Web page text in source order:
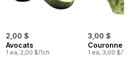
2,00 $
Avocats
1 ea, 2,00 $/1ch
3,00 $
Couronne
1 ea, 3,00 $/1ch